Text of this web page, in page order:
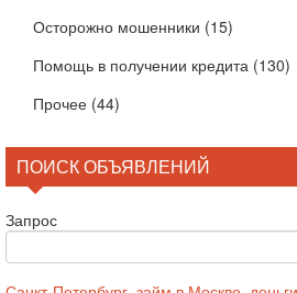
Осторожно мошенники (15)
Помощь в получении кредита (130)
Прочее (44)
ПОИСК ОБЪЯВЛЕНИЙ
Запрос